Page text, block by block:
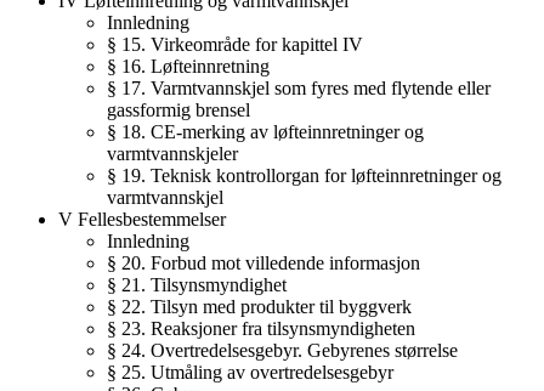
Innledning
§ 15. Virkeområde for kapittel IV
§ 16. Løfteinnretning
§ 17. Varmtvannskjel som fyres med flytende eller
gassformig brensel
§ 18. CE-merking av løfteinnretninger og
varmtvannskjeler
§ 19. Teknisk kontrollorgan for løfteinnretninger og
varmtvannskjel
V Fellesbestemmelser
Innledning
§ 20. Forbud mot villedende informasjon
§ 21. Tilsynsmyndighet
§ 22. Tilsyn med produkter til byggverk
§ 23. Reaksjoner fra tilsynsmyndigheten
§ 24. Overtredelsesgebyr. Gebyrenes størrelse
§ 25. Utmåling av overtredelsesgebyr